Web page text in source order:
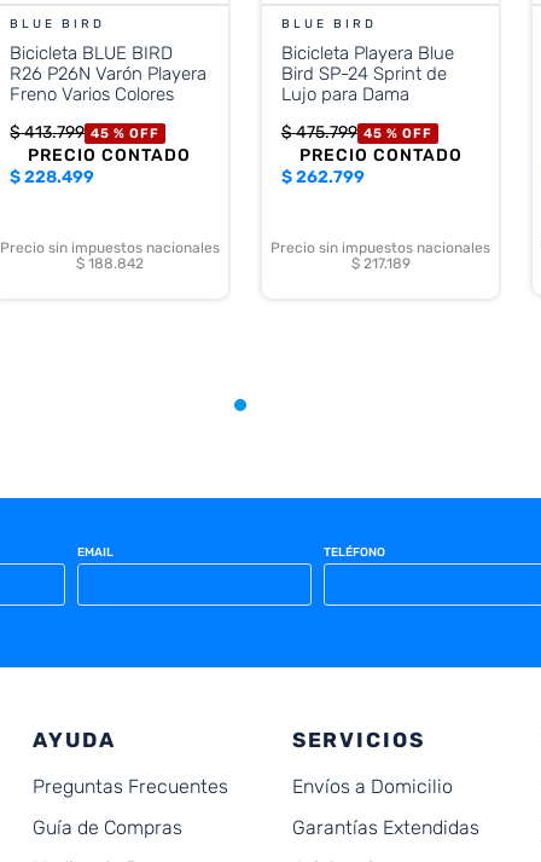
BLUE BIRD
Bicicleta BLUE BIRD
R26 P26N Varón Playera
Freno Varios Colores
$413.799 45 % OFF
PRECIO CONTADO
$228.499
Precio sin impuestos nacionales
$ 188.842
BLUE BIRD
Bicicleta Playera Blue
Bird SP-24 Sprint de
Lujo para Dama
$475.799 45 % OFF
PRECIO CONTADO
$262.799
Precio sin impuestos nacionales
$ 217.189
EMAIL TELÉFONO
AYUDA
Preguntas Frecuentes
Guía de Compras
SERVICIOS
Envíos a Domicilio
Garantías Extendidas